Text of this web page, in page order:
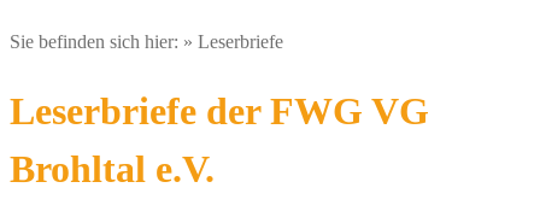
Sie befinden sich hier: » Leserbriefe
Leserbriefe der FWG VG
Brohltal e.V.